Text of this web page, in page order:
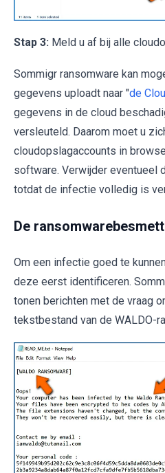
Stap 3: Meld u af bij alle
Sommigr ransomware kan
gegevens uploadt naar "de
gegevens in de cloud
versleuteld. Daarom moet u
cloudopslagaccounts in
software. Verwijder eventueel
totdat de infectie volledig is
De
Om een infectie goed te
deze eerst identificeren.
tonen berichten met de vraag
tekstbestand van de WALDO-